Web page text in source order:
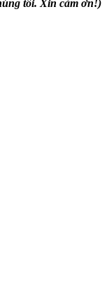
tôi. Xin cảm ơn!)